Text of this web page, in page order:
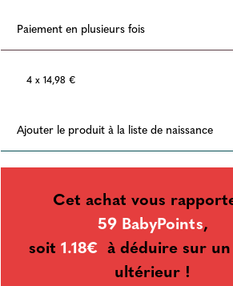
Paiement en plusieurs fois
4 x 14,98 €
Ajouter le produit à la liste de naissance
Cet achat vous
59 BabyPoints,
soit1.18€ à déduire sur
ultérieur !